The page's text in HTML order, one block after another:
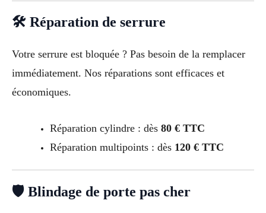
🛠 Réparation de serrure
Votre serrure est bloquée ? Pas besoin de la remplacer
immédiatement. Nos réparations sont efficaces et
économiques.
Réparation cylindre : dès 80 € TTC
Réparation multipoints : dès 120 € TTC
🛡 Blindage de porte pas cher